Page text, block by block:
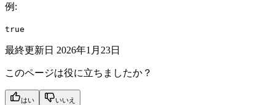
例 :
true
最終更新日 2026年1月23日
このページは役に立ちましたか？
はい いいえ